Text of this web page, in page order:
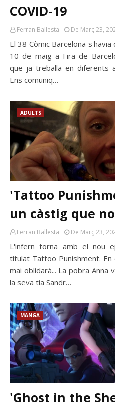
COVID-19
Ferran Ballesta De Març 23,
El 38 Còmic Barcelona
10 de maig a Fira de
que ja treballa en diferents
Ens comuniq…
ADULTS
'Tattoo
un càstig que
Ferran Ballesta De Març 23,
L'infern torna amb el nou
titulat Tattoo Punishment. En
mai oblidarà... La pobra Anna
la seva tia Sandr…
MANGA
'Ghost in the